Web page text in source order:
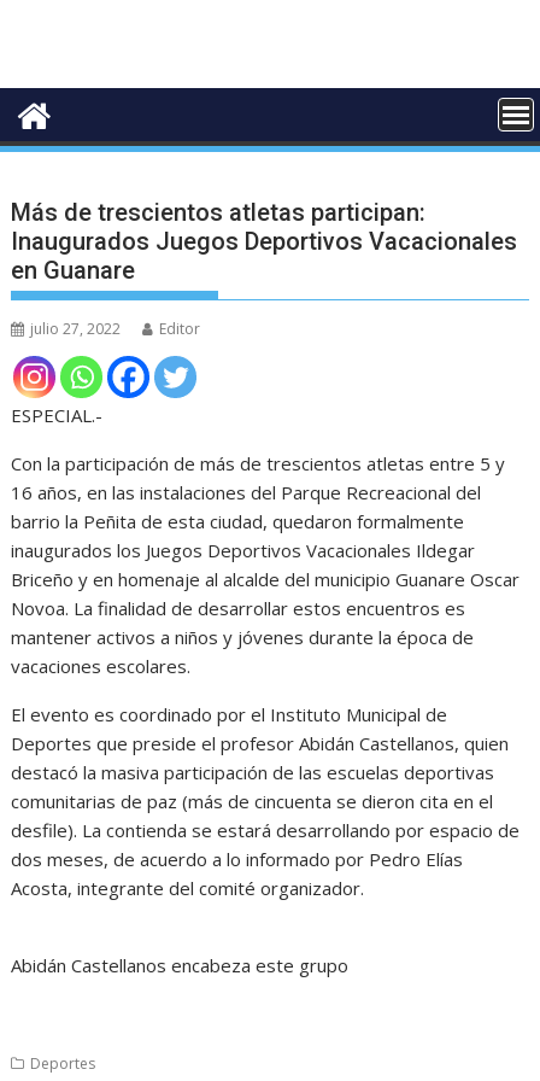
Más de trescientos atletas participan:
Inaugurados Juegos Deportivos Vacacionales
en Guanare
julio 27, 2022 Editor
ESPECIAL.-
Con la participación de más de trescientos atletas entre 5 y
16 años, en las instalaciones del Parque Recreacional del
barrio la Peñita de esta ciudad, quedaron formalmente
inaugurados los Juegos Deportivos Vacacionales Ildegar
Briceño y en homenaje al alcalde del municipio Guanare Oscar
Novoa. La finalidad de desarrollar estos encuentros es
mantener activos a niños y jóvenes durante la época de
vacaciones escolares.
El evento es coordinado por el Instituto Municipal de
Deportes que preside el profesor Abidán Castellanos, quien
destacó la masiva participación de las escuelas deportivas
comunitarias de paz (más de cincuenta se dieron cita en el
desfile). La contienda se estará desarrollando por espacio de
dos meses, de acuerdo a lo informado por Pedro Elías
Acosta, integrante del comité organizador.
Abidán Castellanos encabeza este grupo
Deportes